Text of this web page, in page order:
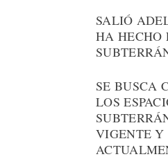
SALIÓ
HA HECHO
SE BUSCA
LOS
VIGENTE Y